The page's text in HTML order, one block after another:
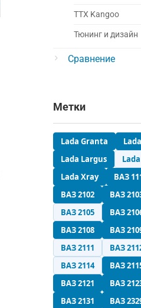
ТТХ Kangoo
Тюнинг и дизайн
Сравнение
Метки
Lada Granta
Lada Largus
Lada Xray
ВАЗ
ВАЗ 2102
ВАЗ
ВАЗ 2105
ВАЗ
ВАЗ 2108
ВАЗ
ВАЗ 2111
ВАЗ
ВАЗ 2114
ВАЗ
ВАЗ 2121
ВАЗ
ВАЗ 2131
ВАЗ